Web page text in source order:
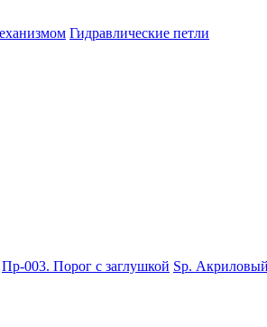
Гидравлические петли
Пр-003. Порог с заглушкой Sp.